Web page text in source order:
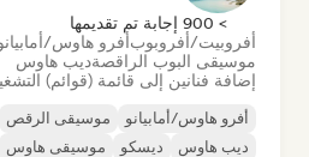
> 900 إجابة تم تقديمها
أفروبيت/أفروبوبأفرو هاوس/
موسيقى البوب الراقصةديب هاوس
إضافة فنانين إلى قائمة (قوائم)
أفرو هاوس/أمابيانو موسيقى الرقص
ديب هاوس
ديسكو موسيقى هاوس